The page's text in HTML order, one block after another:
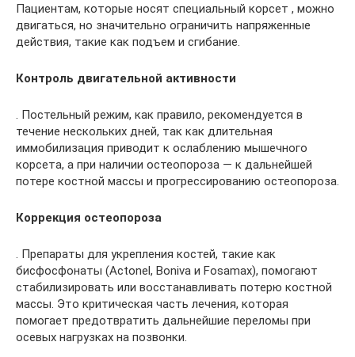
Пациентам, которые носят специальный корсет , можно
двигаться, но значительно ограничить напряженные
действия, такие как подъем и сгибание.
Контроль двигательной активности
. Постельный режим, как правило, рекомендуется в
течение нескольких дней, так как длительная
иммобилизация приводит к ослаблению мышечного
корсета, а при наличии остеопороза — к дальнейшей
потере костной массы и прогрессированию остеопороза.
Коррекция остеопороза
. Препараты для укрепления костей, такие как
бисфосфонаты (Actonel, Boniva и Fosamax), помогают
стабилизировать или восстанавливать потерю костной
массы. Это критическая часть лечения, которая
помогает предотвратить дальнейшие переломы при
осевых нагрузках на позвонки.